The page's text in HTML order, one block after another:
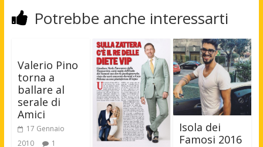
Potrebbe anche interessarti
Valerio Pino
torna a
ballare al
serale di
Amici
17 Gennaio
2010
1
Isola dei
Famosi 2016